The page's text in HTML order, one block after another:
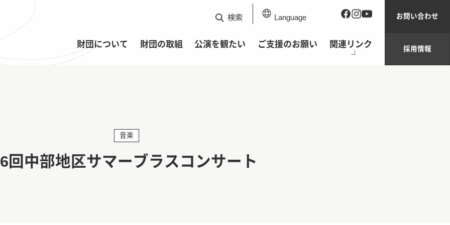
検索 Language
財団について 財団の取組 公演を観たい ご支援のお願い 関連リンク
お問い合わせ
採用情報
音楽
回中部地区サマーブラスコンサート